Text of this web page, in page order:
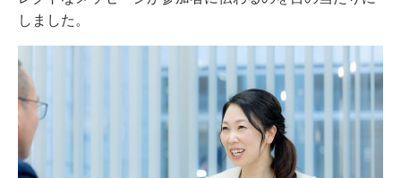
しました。